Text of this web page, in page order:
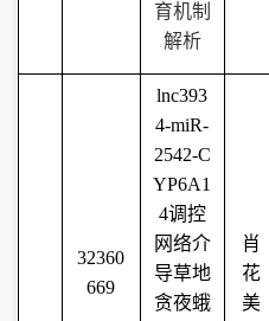
育机制
解析
32360
669
lnc393
4-miR-
2542-C
YP6A1
4调控
网络介
导草地
贪夜蛾
肖
花
美